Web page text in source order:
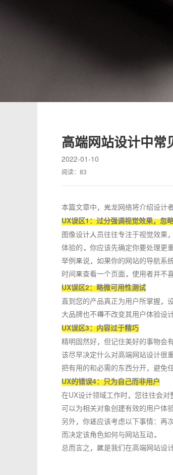
高端网站设计中常
2022-01-10
阅读： 83
本篇文章中，光龙网络将介绍设计
UX误区1：过分强调视觉效果，忽
图像设计人员往往专注于视觉效果
体验的。你应该先确定你要处理更
举例来说，如果你的网站的导航系
时间来查看一个页面。使用者并不
UX误区2：略微可用性测试
直到您的产品真正为用户所掌握，
大品牌也不得不改变其用户体验设
UX误区3：内容过于精巧
精明固然好，但记住美好的事物会
该尽早决定什么对高端网站设计很
把有用的和必需的东西分开，避免
UX的错误4：只为自己而非用户
在UX设计领域工作时，您往往会
可以为相关对象创建有效的用户体
另外，你还应该考虑以下事情：再
而决定该角色如何与网站互动。
总而言之，就是我们在高端网站设